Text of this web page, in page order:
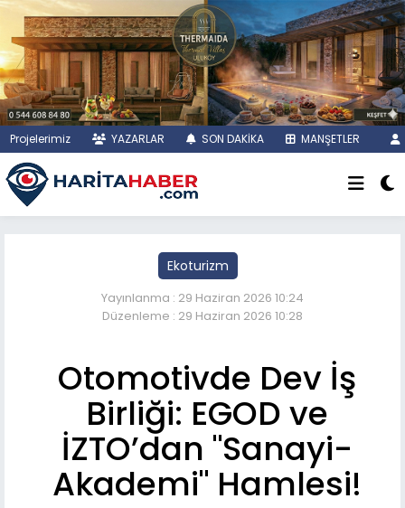
Projelerimiz YAZARLAR SON DAKİKA MANŞETLER
Ekoturizm
Yayınlanma : 29 Haziran 2026 10:24
Düzenleme : 29 Haziran 2026 10:28
Otomotivde Dev İş
Birliği: EGOD ve
İZTO’dan "Sanayi-
Akademi" Hamlesi!